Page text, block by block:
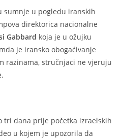
sumnje u pogledu iranskih
direktorica nacionalne
Gabbard koja je u ožujku
je iransko obogaćivanje
razinama, stručnjaci ne vjeruju
tri dana prije početka izraelskih
u kojem je upozorila da